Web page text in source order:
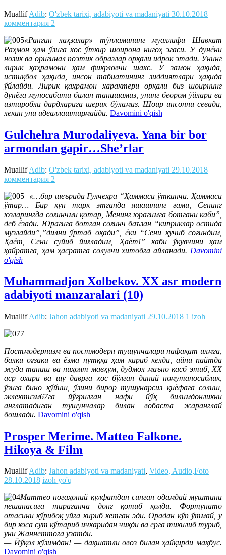
MuallifAdib: O'zbek tarixi, adabiyoti va madaniyati 30.10.2018
комментария 2
«Рангин лаҳзалар» тўпламининг муаллифи Шавкат
Раҳмон ҳам ўзига хос ўткир шоирона нигоҳ эгаси. У дунёни
нозик ва оригинал поэтик образлар орқали идрок этади. Унинг
лирик қаҳрамони ҳам фикрловчи шахс. У замон ҳақида,
истиқбол ҳақида, инсон табиатининг зиддиятлари ҳақида
ўйлайди. Лирик қаҳрамон характери орқали биз шоирнинг
дунёга муносабати билан танишамиз, унинг беором ўйлари ва
изтиробли дардларига шерик бўламиз. Шоир инсонни севади,
лекин уни идеаллаштирмайди. Davomini o'qish
Gulchehra Murodaliyeva. Yana bir bor
armondan gapir…She’rlar
MuallifAdib: O'zbek tarixi, adabiyoti va madaniyati 29.10.2018
комментария 2
«…бир шеърида Гулчеҳра “Ҳаммаси ўткинчи. Ҳаммаси
ўтар… Бир кун тарк этганда яшашнинг ғами, Сенинг
юзларингда соғинчми қотар, Менинг юрагимга ботгани каби”,
деб ёзади. Юрагига ботган соғинч баъзан “киприклар остида
музлайди”,”дилни ўртаб оқади”, ёки “Сени қучиб соғиндим,
Ҳаёт, Сени суйиб йиғладим, Ҳаёт!” каби ўқувчини ҳам
ҳайратга, ҳам ҳасратга солувчи хитобга айланади. Davomini
o'qish
Muhammadjon Xolbekov. XX asr modern
adabiyoti manzaralari (10)
MuallifAdib: Jahon adabiyoti va madaniyati 29.10.2018 1 izoh
Постмодернизм ва постмодерн тушунчалари нафақат илмга,
балки оғзаки ва ёзма нутққа ҳам кириб келди, айни пайтда
жуда таниш ва ниҳоят мавҳум, дудмол маъно касб этиб, XX
аср охири ва шу даврга хос бўлган диний номутаносиблик,
ўзига бино қўйиш, ўзини бирор тушунарсиз қиёфага солиш,
эклектизм67га йўғрилган нафи йўқ билимдонликни
англатадиган тушунчалар билан вобаста жаранглай
бошлади. Davomini o'qish
Prosper Merime. Matteo Falkone.
Hikoya & Film
MuallifAdib: Jahon adabiyoti va madaniyati, Video, Audio,Foto
28.10.2018 izoh yo'q
Маттео ногаҳоний кулфатдан синган одамдай муштини
пешанасига тираганча донг қотиб қолди. Фортунато
отасини кўрибоқ уйга кириб кетган эди. Орадан кўп ўтмай, у
бир коса сут кўтариб ичкаридан чиқди ва ерга тикилиб туриб,
уни Жаннеттога узатди.
— Йўқол кўзимдан! — даҳшатли овоз билан ҳайқирди маҳбус.
Davomini o'qish